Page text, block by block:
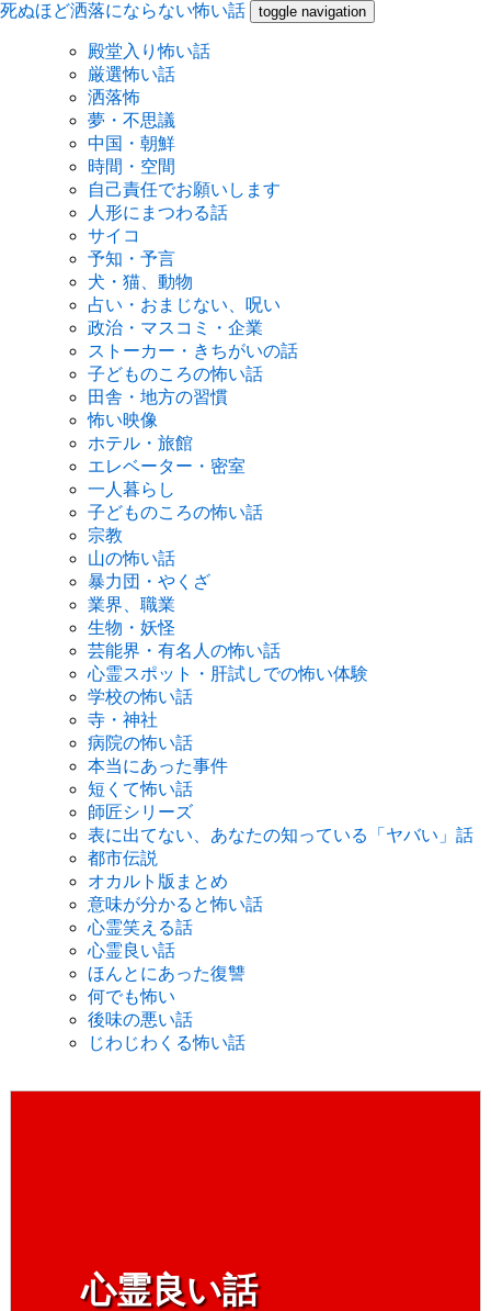
死ぬほど洒落にならない怖い話 toggle navigation
殿堂入り怖い話
厳選怖い話
洒落怖
夢・不思議
中国・朝鮮
時間・空間
自己責任でお願いします
人形にまつわる話
サイコ
予知・予言
犬・猫、動物
占い・おまじない、呪い
政治・マスコミ・企業
ストーカー・きちがいの話
子どものころの怖い話
田舎・地方の習慣
怖い映像
ホテル・旅館
エレベーター・密室
一人暮らし
子どものころの怖い話
宗教
山の怖い話
暴力団・やくざ
業界、職業
生物・妖怪
芸能界・有名人の怖い話
心霊スポット・肝試しでの怖い体験
学校の怖い話
寺・神社
病院の怖い話
本当にあった事件
短くて怖い話
師匠シリーズ
表に出てない、あなたの知っている「ヤバい」話
都市伝説
オカルト版まとめ
意味が分かると怖い話
心霊笑える話
心霊良い話
ほんとにあった復讐
何でも怖い
後味の悪い話
じわじわくる怖い話
心霊良い話